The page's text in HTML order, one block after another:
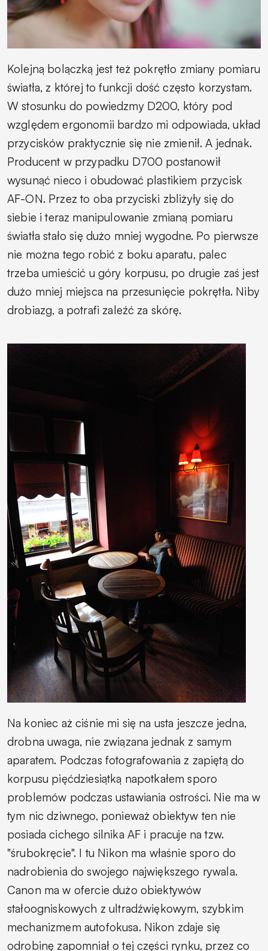
Kolejną bolączką jest też pokrętło zmiany pomiaru
światła, z której to funkcji dość często korzystam.
W stosunku do powiedzmy D200, który pod
względem ergonomii bardzo mi odpowiada, układ
przycisków praktycznie się nie zmienił. A jednak.
Producent w przypadku D700 postanowił
wysunąć nieco i obudować plastikiem przycisk
AF-ON. Przez to oba przyciski zbliżyły się do
siebie i teraz manipulowanie zmianą pomiaru
światła stało się dużo mniej wygodne. Po pierwsze
nie można tego robić z boku aparatu, palec
trzeba umieścić u góry korpusu, po drugie zaś jest
dużo mniej miejsca na przesunięcie pokrętła. Niby
drobiazg, a potrafi zaleźć za skórę.
Na koniec aż ciśnie mi się na usta jeszcze jedna,
drobna uwaga, nie związana jednak z samym
aparatem. Podczas fotografowania z zapiętą do
korpusu pięćdziesiątką napotkałem sporo
problemów podczas ustawiania ostrości. Nie ma w
tym nic dziwnego, ponieważ obiektyw ten nie
posiada cichego silnika AF i pracuje na tzw.
"śrubokręcie". I tu Nikon ma właśnie sporo do
nadrobienia do swojego największego rywala.
Canon ma w ofercie dużo obiektywów
stałoogniskowych z ultradźwiękowym, szybkim
mechanizmem autofokusa. Nikon zdaje się
odrobinę zapomniał o tej części rynku, przez co